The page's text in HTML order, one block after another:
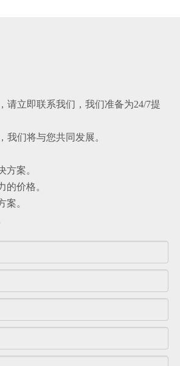
请立即联系我们，我们准备为24/7提
我们将与您共同发展。
方​​案。
的价格。
案。